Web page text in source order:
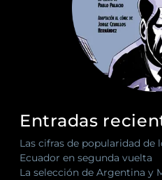
Entradas
Las cifras de popularidad
Ecuador en segunda vuelta
La selección de Argentina y